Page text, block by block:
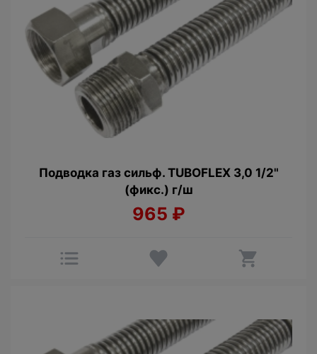
Подводка газ сильф. TUBOFLEX 3,0 1/2"
(фикс.) г/ш
965 ₽